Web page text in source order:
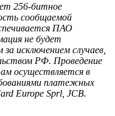
256-битное
сообщаемой
ПАО
не будет
исключением случаев,
РФ. Проведение
осуществляется в
платежных
Europe Sprl, JCB.